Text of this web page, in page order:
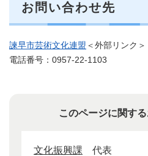
お問い合わせ先
諫早市芸術文化連盟 ＜外部リンク＞
電話番号：0957‐22‐1103
このページに関す
文化振興課 代表